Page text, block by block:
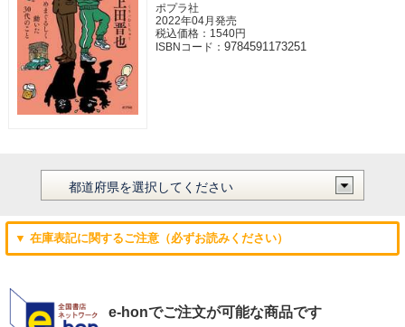
ポプラ社
2022年04月発売
税込価格：1540円
ISBNコード：9784591173251
▼ 在庫表記に関するご注意（必ずお読みください）
e-honでご注文が可能な商品です